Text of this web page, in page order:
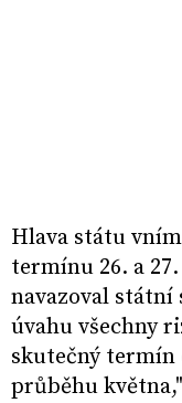
Hlava státu
termínu 26. a
navazoval státní
úvahu všechny
skutečný termín
průběhu